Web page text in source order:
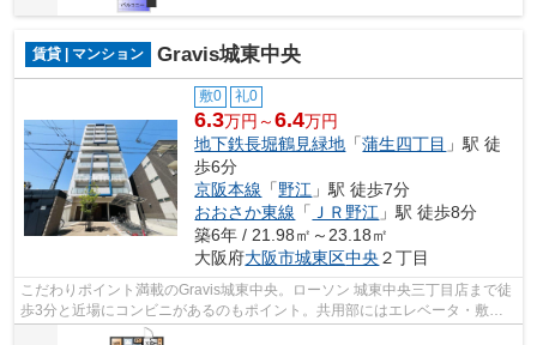
賃貸 | マンション Gravis城東中央
敷0 礼0
6.3万円～6.4万円
地下鉄長堀鶴見緑地 「蒲生四丁目 」駅 徒
歩6分
京阪本線 「野江 」駅 徒歩7分
おおさか東線 「 ＪＲ野江 」駅 徒歩8分
築6年 / 21.98㎡～23.18㎡
大阪府大阪市城東区中央 ２丁目
こだわりポイント満載のGravis城東中央。ローソン 城東中央三丁目店まで徒
歩3分と近場にコンビニがあるのもポイント。共用部にはエレベータ・敷地
内ごみ置き場などが揃っており、とて...